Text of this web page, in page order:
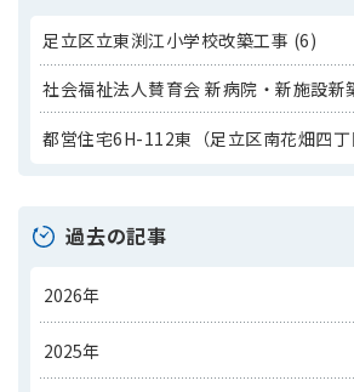
足立区立東渕江小学校改築工事 (6)
社会福祉法人賛育会 新病院・新施設新
都営住宅6H-112東（足立区南花畑四
過去の記事